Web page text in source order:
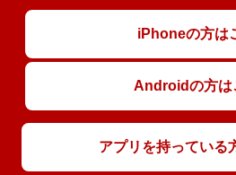
iPhoneの方は
Androidの方は
アプリを持っている